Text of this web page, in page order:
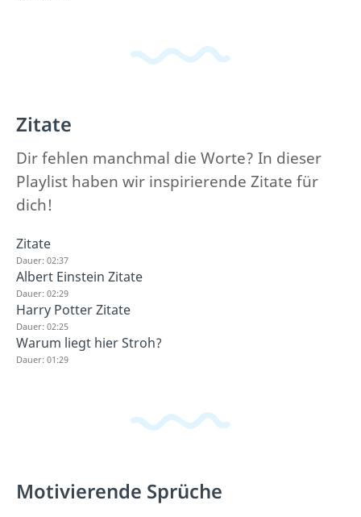
Zitate
Dir fehlen manchmal die Worte? In dieser
Playlist haben wir inspirierende Zitate für
dich!
Zitate
Dauer: 02:37
Albert Einstein Zitate
Dauer: 02:29
Harry Potter Zitate
Dauer: 02:25
Warum liegt hier Stroh?
Dauer: 01:29
Motivierende Sprüche